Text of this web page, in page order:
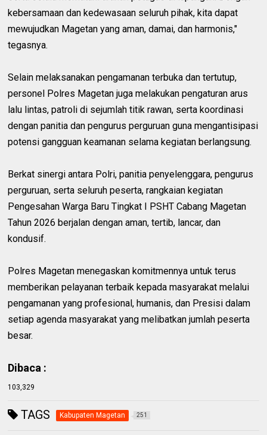
kebersamaan dan kedewasaan seluruh pihak, kita dapat
mewujudkan Magetan yang aman, damai, dan harmonis,"
tegasnya.
Selain melaksanakan pengamanan terbuka dan tertutup,
personel Polres Magetan juga melakukan pengaturan arus
lalu lintas, patroli di sejumlah titik rawan, serta koordinasi
dengan panitia dan pengurus perguruan guna mengantisipasi
potensi gangguan keamanan selama kegiatan berlangsung.
Berkat sinergi antara Polri, panitia penyelenggara, pengurus
perguruan, serta seluruh peserta, rangkaian kegiatan
Pengesahan Warga Baru Tingkat I PSHT Cabang Magetan
Tahun 2026 berjalan dengan aman, tertib, lancar, dan
kondusif.
Polres Magetan menegaskan komitmennya untuk terus
memberikan pelayanan terbaik kepada masyarakat melalui
pengamanan yang profesional, humanis, dan Presisi dalam
setiap agenda masyarakat yang melibatkan jumlah peserta
besar.
Dibaca :
103,329
TAGS Kabupaten Magetan 251